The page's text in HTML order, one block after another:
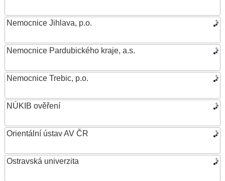
Nemocnice Jihlava, p.o.
Nemocnice Pardubického kraje, a.s.
Nemocnice Trebic, p.o.
NÚKIB ověření
Orientální ústav AV ČR
Ostravská univerzita